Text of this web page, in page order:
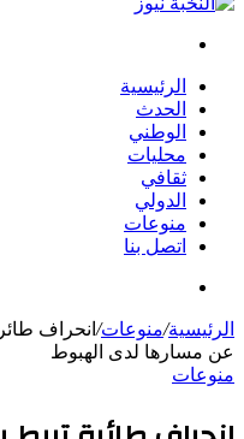
الرئيسية
الحدث
الوطني
محليات
ثقافي
الدولي
منوعات
اتصل بنا
الرئيسية/منوعات/ انحراف
عن مسارها لدى الهبوط
منوعات